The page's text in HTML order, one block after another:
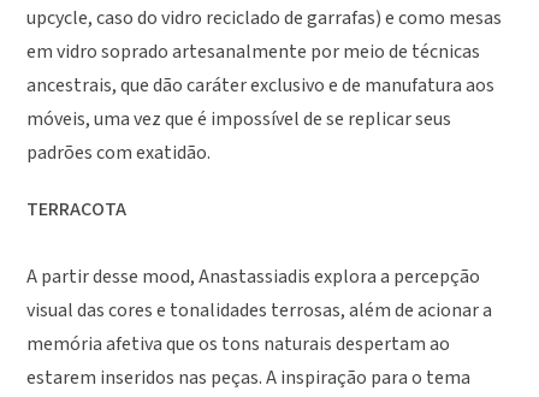
upcycle, caso do vidro reciclado de garrafas) e como mesas
em vidro soprado artesanalmente por meio de técnicas
ancestrais, que dão caráter exclusivo e de manufatura aos
móveis, uma vez que é impossível de se replicar seus
padrões com exatidão.
TERRACOTA
A partir desse mood, Anastassiadis explora a percepção
visual das cores e tonalidades terrosas, além de acionar a
memória afetiva que os tons naturais despertam ao
estarem inseridos nas peças. A inspiração para o tema